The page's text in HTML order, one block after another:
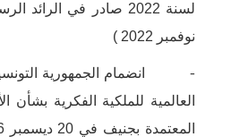
لسنة
صادر في الرائد
نوفمبر
- انضمام الجمهورية
العالمية للملكية الفكرية بشأن
المعتمدة بجنيف في ديسمبر 1996.